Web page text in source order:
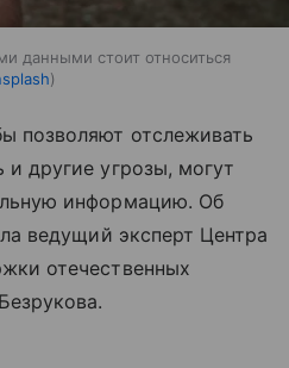
данными стоит относиться
позволяют отслеживать
и другие угрозы, могут
информацию. Об
ведущий эксперт Центра
отечественных